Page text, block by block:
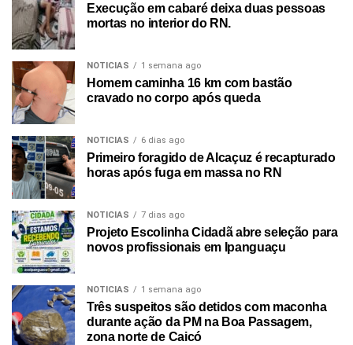
Execução em cabaré deixa duas pessoas
mortas no interior do RN.
NOTICIAS 1 semana ago
Homem caminha 16 km com bastão
cravado no corpo após queda
NOTICIAS 6 dias ago
Primeiro foragido de Alcaçuz é recapturado
horas após fuga em massa no RN
NOTICIAS 7 dias ago
Projeto Escolinha Cidadã abre seleção para
novos profissionais em Ipanguaçu
NOTICIAS 1 semana ago
Três suspeitos são detidos com maconha
durante ação da PM na Boa Passagem,
zona norte de Caicó